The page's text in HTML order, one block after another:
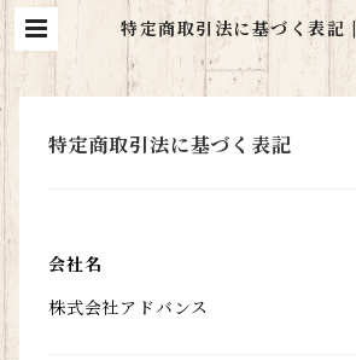
特定商取引法に基づく表記
物語
特定商取引法に基づく表記
会社名
株式会社アドバンス